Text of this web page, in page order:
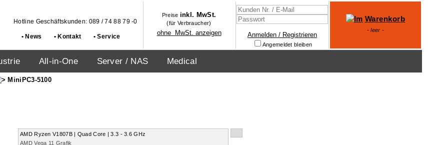
Hotline Geschäftskunden: 089 / 74 88 79 -0
• News • Kontakt • Service
Preise inkl. MwSt.
(für Verbraucher)
ohne MwSt. anzeigen Anmelden / Registrieren
Angemeldet bleiben
Warenkorb
- leer -
Outdoor
All-in-One Server / NAS Medical
MiniPC3-5100
AMD Ryzen V1807B | Quad Core | 3.3 - 3.6 GHz
AMD Vega 11 Grafik